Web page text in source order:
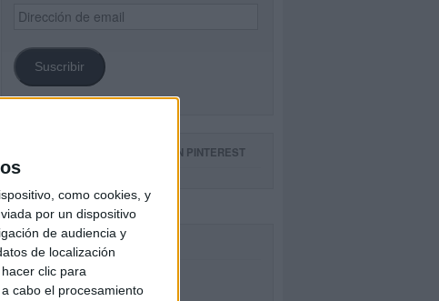
como cookies, y
por un dispositivo
de audiencia y
de localización
clic para
cabo el procesamiento
Dirección
de
Suscribir
SIGUE NUESTROS TABLEROS EN PINTEREST